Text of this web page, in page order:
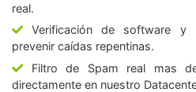
real.
Verificación de software y
prevenir caídas repentinas.
Filtro de Spam real mas
directamente en nuestro